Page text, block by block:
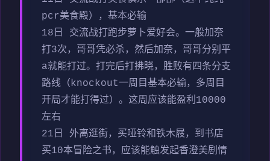
pcr美食殿），基本必输
18日 交流战打跑步萝卜爱好会。一般加奈
打3次，哥哥凭必杀，然后加奈，哥哥分别平
a就能打过。打完后打拂晓，胜败有四条分支
路线（knockout一周目基本必输，多周目
开局才能打得过）。这周应该能盈利10000
左右
21日 外离逛街，买哑铃和铁木屐，到书店
买10本冒险之书，应该能触发起香澄美剧情